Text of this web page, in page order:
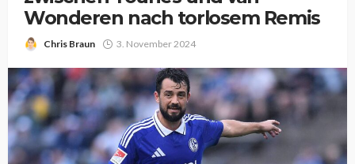
Wonderen nach torlosem Remis
Chris Braun 3. November 2024